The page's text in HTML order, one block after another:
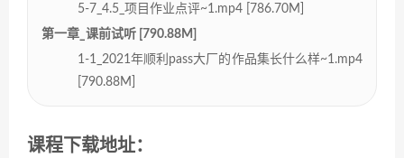
5-7_4.5_项目作业点评~1.mp4 [786.70M]
第一章_课前试听 [790.88M]
1-1_2021年顺利pass大厂的作品集长什么样~1.mp4
[790.88M]
课程下载地址：